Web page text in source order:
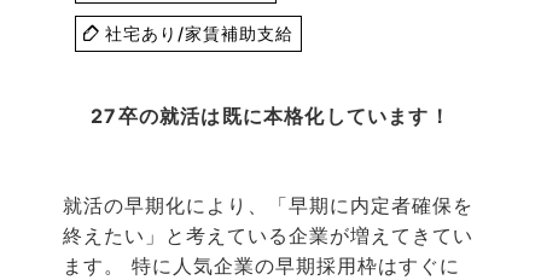
社宅あり/家賃補助支給
27卒の就活は既に本格化しています！
就活の早期化により、「早期に内定者確保を
終えたい」と考えている企業が増えてきてい
ます。 特に人気企業の早期採用枠はすぐに